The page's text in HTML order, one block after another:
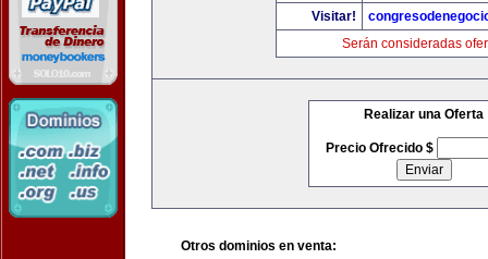
Visitar!
Serán consideradas
Realizar una Oferta
Precio Ofrecido $
Otros dominios en venta: